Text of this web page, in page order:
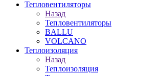
Тепловентиляторы
Назад
Тепловентиляторы
BALLU
VOLCANO
Теплоизоляция
Назад
Теплоизоляция